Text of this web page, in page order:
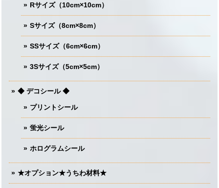
Rサイズ（10cm×10cm）
Sサイズ（8cm×8cm）
SSサイズ（6cm×6cm）
3Sサイズ（5cm×5cm）
◆ デコシール ◆
プリントシール
蛍光シール
ホログラムシール
★オプション★うちわ材料★